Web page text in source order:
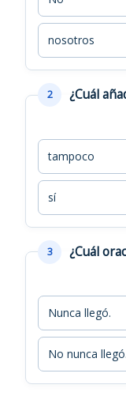
nosotros
2 ¿Cuál
tampoco
sí
3 ¿Cuál
Nunca llegó.
No nunca llegó.